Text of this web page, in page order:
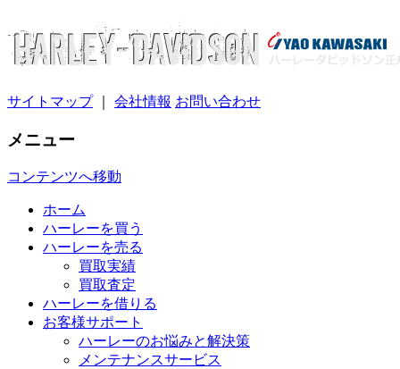
サイトマップ｜ 会社情報 お問い合わせ
メニュー
コンテンツへ移動
ホーム
ハーレーを買う
ハーレーを売る
買取実績
買取査定
ハーレーを借りる
お客様サポート
ハーレーのお悩みと解決策
メンテナンスサービス